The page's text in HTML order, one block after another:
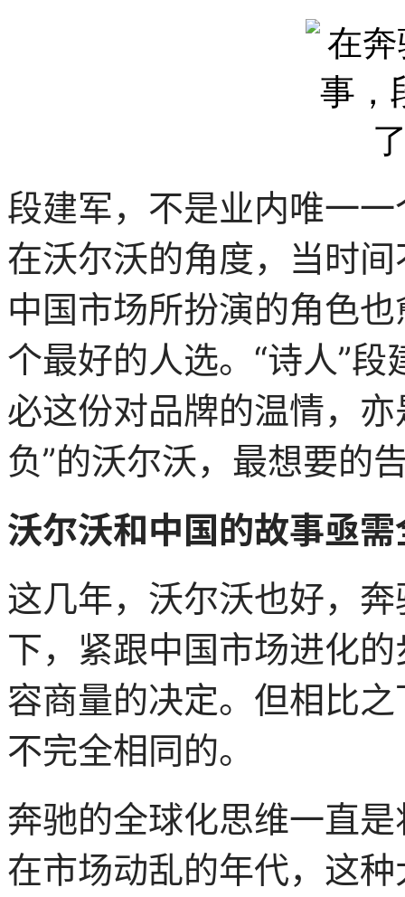
段建军，不是业内唯一
在沃尔沃的角度，当时
中国市场所扮演的角色
个最好的人选。“诗人”
必这份对品牌的温情，
负”的沃尔沃，最想要的
沃尔沃和中国的故事亟
这几年，沃尔沃也好，
下，紧跟中国市场进化
容商量的决定。但相比
不完全相同的。
奔驰的全球化思维一直
在市场动乱的年代，这